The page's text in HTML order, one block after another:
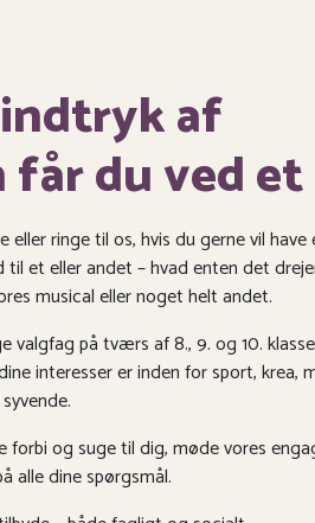
af
du ved et
ringe til os, hvis du gerne vil have
et eller andet – hvad enten det
musical eller noget helt andet.
valgfag på tværs af 8., 9. og 10.
interesser er inden for sport, krea,
forbi og suge til dig, møde vores
alle dine spørgsmål.